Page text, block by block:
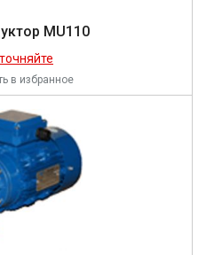
MU110
в избранное